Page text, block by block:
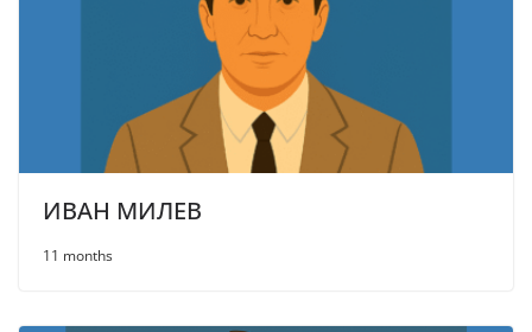
ИВАН МИЛЕВ
11 months